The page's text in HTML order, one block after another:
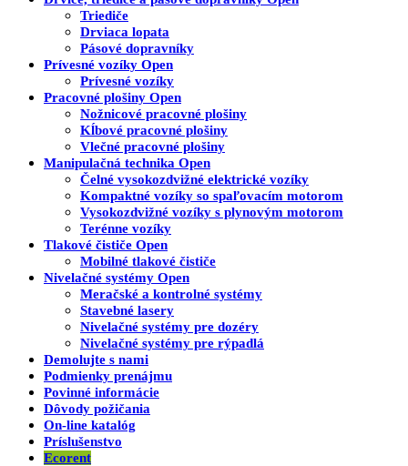
Triediče
Drviaca lopata
Pásové dopravníky
Prívesné vozíky Open
Prívesné vozíky
Pracovné plošiny Open
Nožnicové pracovné plošiny
Kĺbové pracovné plošiny
Vlečné pracovné plošiny
Manipulačná technika Open
Čelné vysokozdvižné elektrické vozíky
Kompaktné vozíky so spaľovacím motorom
Vysokozdvižné vozíky s plynovým motorom
Terénne vozíky
Tlakové čističe Open
Mobilné tlakové čističe
Nivelačné systémy Open
Meračské a kontrolné systémy
Stavebné lasery
Nivelačné systémy pre dozéry
Nivelačné systémy pre rýpadlá
Demolujte s nami
Podmienky prenájmu
Povinné informácie
Dôvody požičania
On-line katalóg
Príslušenstvo
Ecorent